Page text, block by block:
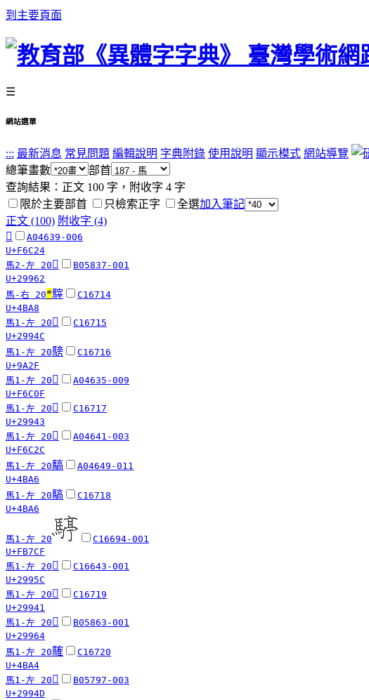
到主要頁面
☰
網站選單
::: 最新消息 常見問題 編輯說明 字典附錄 使用說明 顯示模式 網站導覽
總筆畫數
部首
查詢結果：正文 100 字，附收字 4 字
限於主要部首
只檢索正字 全選加入筆記
正文 (100) 附收字 (4)
󶰤
A04639-006
U+F6C24
馬2-左 20 𩥢
B05837-001
U+29962
馬-右 20*䮨
C16714
U+4BA8
馬1-左 20 𩥌
C16715
U+2994C
馬1-左 20騯
C16716
U+9A2F
馬1-左 20 󶰏
A04635-009
U+F6C0F
馬1-左 20 𩥃
C16717
U+29943
馬1-左 20 󶰬
A04641-003
U+F6C2C
馬1-左 20䮦
A04649-011
U+4BA6
馬1-左 20䮦
C16718
U+4BA6
馬1-左 20
C16694-001
U+FB7CF
馬1-左 20 𩥜
C16643-001
U+2995C
馬1-左 20 𩥁
C16719
U+29941
馬1-左 20 𩥤
B05863-001
U+29964
馬1-左 20䮤
C16720
U+4BA4
馬1-左 20 𩥍
B05797-003
U+2994D